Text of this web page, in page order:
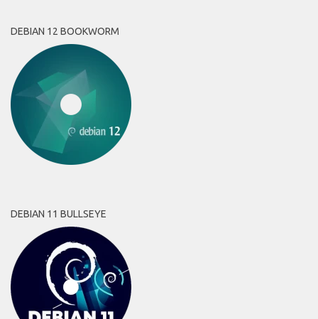
DEBIAN 12 BOOKWORM
DEBIAN 11 BULLSEYE